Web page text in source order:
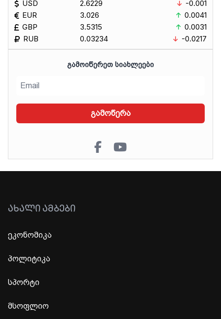
USD
EUR
GBP
RUB
2.6229
3.026
3.5315
0.03234
-0.001
0.0041
0.0031
-0.0217
ᲒᲐᲛᲝᲘᲬᲔᲠᲔᲗ ᲡᲘᲐᲮᲚᲔᲔᲑᲘ
გამოწერა
ᲐᲮᲐᲚᲘ ᲐᲛᲑᲔᲑᲘ
ეკონომიკა
პოლიტიკა
სპორტი
მსოფლიო